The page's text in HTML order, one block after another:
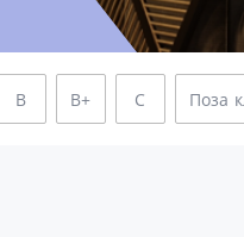
B B+ C Поза